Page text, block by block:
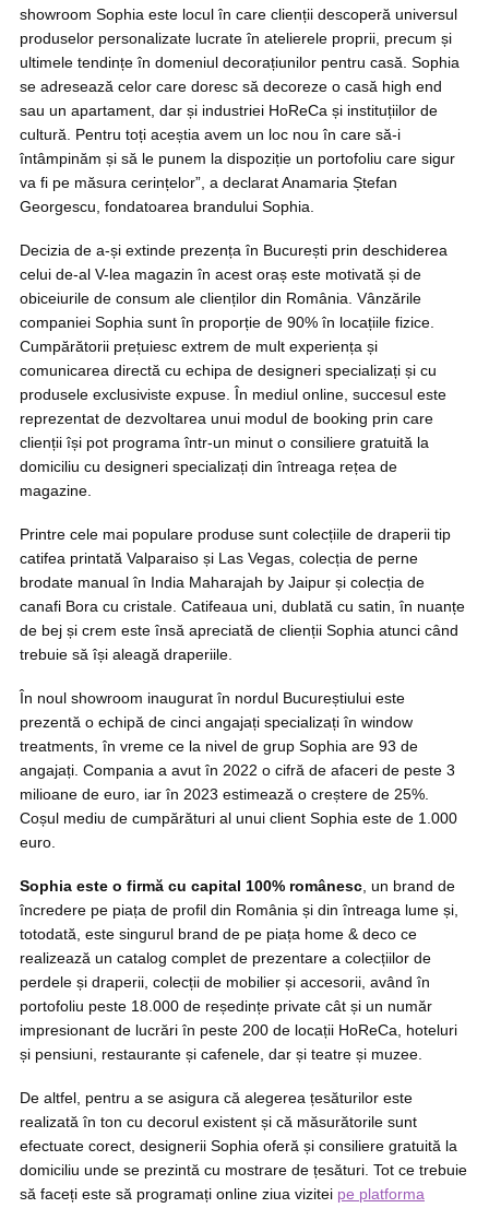
showroom Sophia este locul în care clienții descoperă universul
produselor personalizate lucrate în atelierele proprii, precum și
ultimele tendințe în domeniul decorațiunilor pentru casă. Sophia
se adresează celor care doresc să decoreze o casă high end
sau un apartament, dar și industriei HoReCa și instituțiilor de
cultură. Pentru toți aceștia avem un loc nou în care să-i
întâmpinăm și să le punem la dispoziție un portofoliu care sigur
va fi pe măsura cerințelor”, a declarat Anamaria Ștefan
Georgescu, fondatoarea brandului Sophia.
Decizia de a-și extinde prezența în București prin deschiderea
celui de-al V-lea magazin în acest oraș este motivată și de
obiceiurile de consum ale clienților din România. Vânzările
companiei Sophia sunt în proporție de 90% în locațiile fizice.
Cumpărătorii prețuiesc extrem de mult experiența și
comunicarea directă cu echipa de designeri specializați și cu
produsele exclusiviste expuse. În mediul online, succesul este
reprezentat de dezvoltarea unui modul de booking prin care
clienții își pot programa într-un minut o consiliere gratuită la
domiciliu cu designeri specializați din întreaga rețea de
magazine.
Printre cele mai populare produse sunt colecțiile de draperii tip
catifea printată Valparaiso și Las Vegas, colecția de perne
brodate manual în India Maharajah by Jaipur și colecția de
canafi Bora cu cristale. Catifeaua uni, dublată cu satin, în nuanțe
de bej și crem este însă apreciată de clienții Sophia atunci când
trebuie să își aleagă draperiile.
În noul showroom inaugurat în nordul Bucureștiului este
prezentă o echipă de cinci angajați specializați în window
treatments, în vreme ce la nivel de grup Sophia are 93 de
angajați. Compania a avut în 2022 o cifră de afaceri de peste 3
milioane de euro, iar în 2023 estimează o creștere de 25%.
Coșul mediu de cumpărături al unui client Sophia este de 1.000
euro.
Sophia este o firmă cu capital 100% românesc , un brand de
încredere pe piața de profil din România și din întreaga lume și,
totodată, este singurul brand de pe piața home & deco ce
realizează un catalog complet de prezentare a colecțiilor de
perdele și draperii, colecții de mobilier și accesorii, având în
portofoliu peste 18.000 de reședințe private cât și un număr
impresionant de lucrări în peste 200 de locații HoReCa, hoteluri
și pensiuni, restaurante și cafenele, dar și teatre și muzee.
De altfel, pentru a se asigura că alegerea țesăturilor este
realizată în ton cu decorul existent și că măsurătorile sunt
efectuate corect, designerii Sophia oferă și consiliere gratuită la
domiciliu unde se prezintă cu mostrare de țesături. Tot ce trebuie
să faceți este să programați online ziua vizitei pe platforma